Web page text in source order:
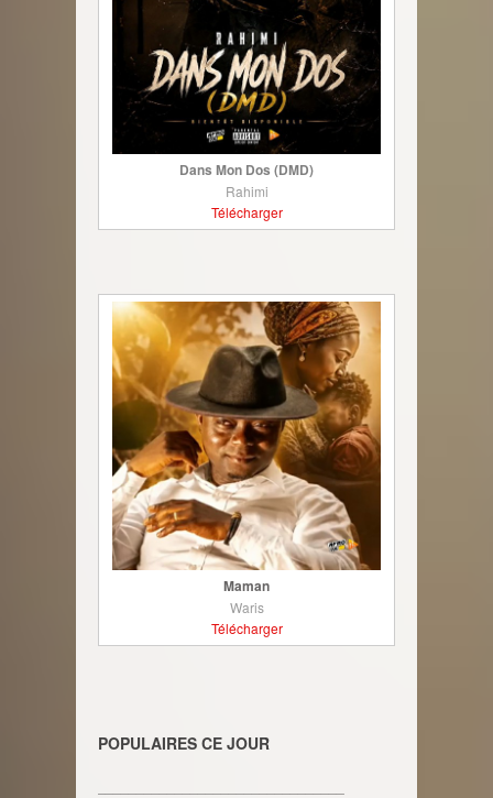
Dans Mon Dos (DMD)
Rahimi
Télécharger
Maman
Waris
Télécharger
POPULAIRES CE JOUR